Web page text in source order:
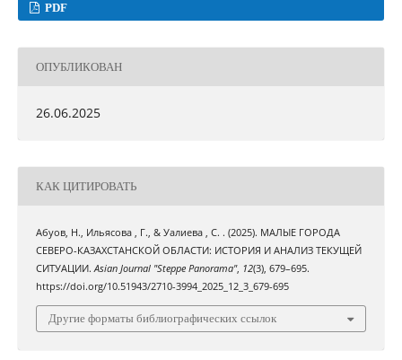
PDF
ОПУБЛИКОВАН
26.06.2025
КАК ЦИТИРОВАТЬ
Абуов, Н., Ильясова , Г., & Уалиева , С. . (2025). МАЛЫЕ ГОРОДА
СЕВЕРО-КАЗАХСТАНСКОЙ ОБЛАСТИ: ИСТОРИЯ И АНАЛИЗ ТЕКУЩЕЙ
СИТУАЦИИ.Asian Journal "Steppe Panorama", 12(3), 679–695.
https://doi.org/10.51943/2710-3994_2025_12_3_679-695
Другие форматы библиографических ссылок